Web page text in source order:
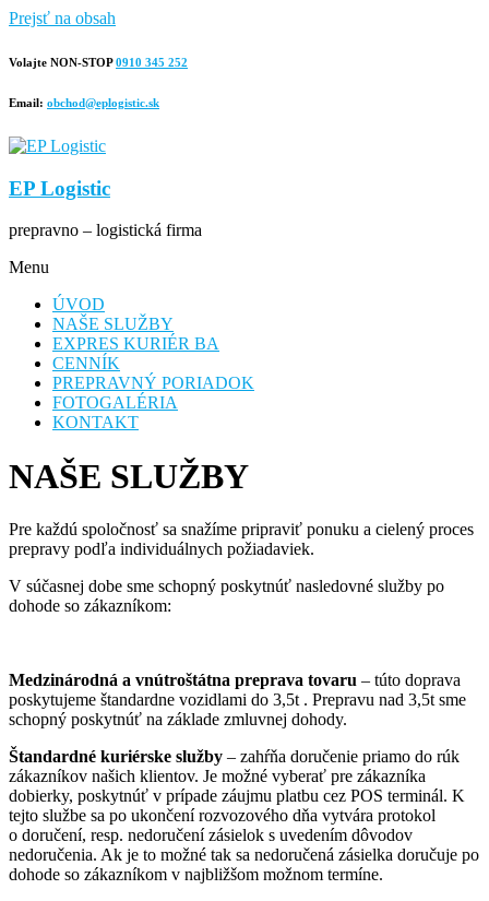
Prejsť na obsah
Volajte NON-STOP0910 345 252
Email: obchod@eplogistic.sk
EP Logistic
prepravno – logistická firma
Menu
ÚVOD
NAŠE SLUŽBY
EXPRES KURIÉR BA
CENNÍK
PREPRAVNÝ PORIADOK
FOTOGALÉRIA
KONTAKT
NAŠE SLUŽBY
Pre každú spoločnosť sa snažíme pripraviť ponuku a cielený proces
prepravy podľa individuálnych požiadaviek.
V súčasnej dobe sme schopný poskytnúť nasledovné služby po
dohode so zákazníkom:
Medzinárodná a vnútroštátna preprava tovaru – túto doprava
poskytujeme štandardne vozidlami do 3,5t . Prepravu nad 3,5t sme
schopný poskytnúť na základe zmluvnej dohody.
Štandardné kuriérske služby – zahŕňa doručenie priamo do rúk
zákazníkov našich klientov. Je možné vyberať pre zákazníka
dobierky, poskytnúť v prípade záujmu platbu cez POS terminál. K
tejto službe sa po ukončení rozvozového dňa vytvára protokol
o doručení, resp. nedoručení zásielok s uvedením dôvodov
nedoručenia. Ak je to možné tak sa nedoručená zásielka doručuje po
dohode so zákazníkom v najbližšom možnom termíne.